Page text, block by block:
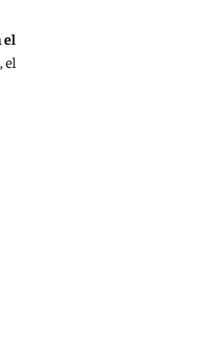
el
el